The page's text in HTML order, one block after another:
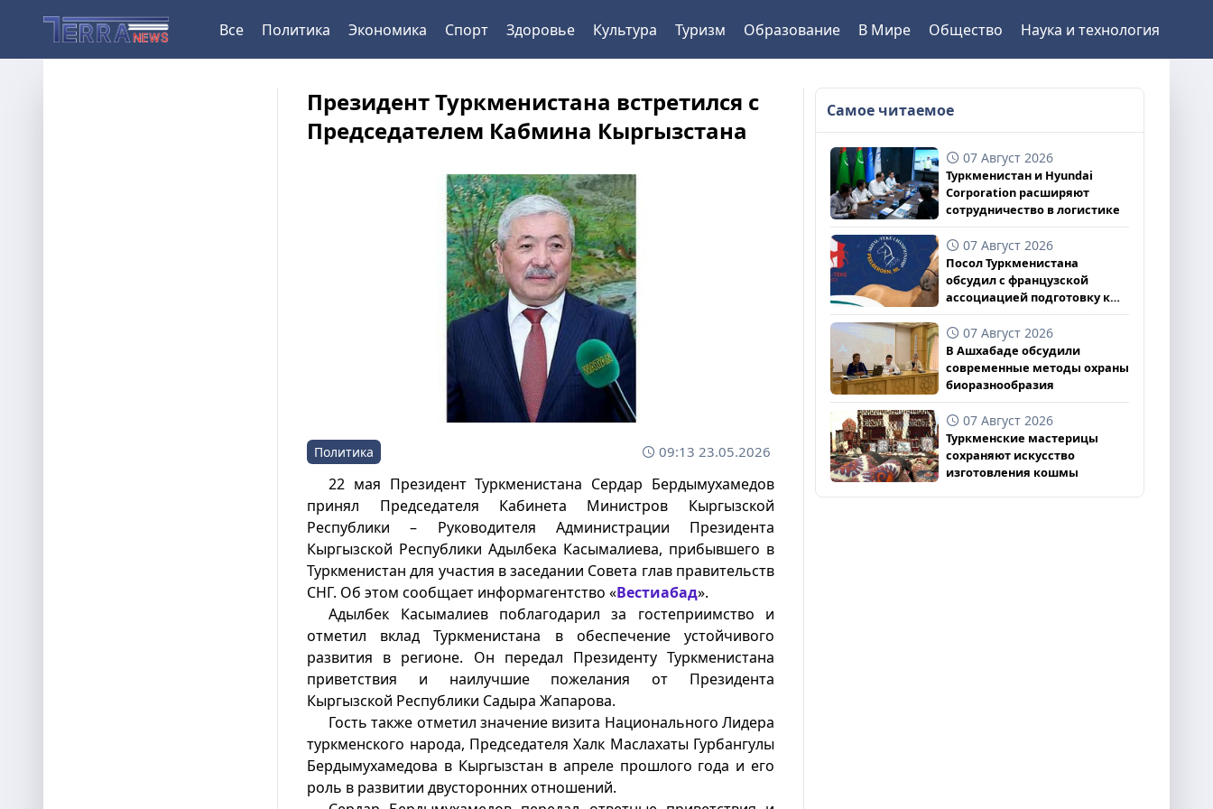
Все Политика Экономика Спорт Здоровье Культура Туризм Образование В Мире Общество Наука и технология
Президент Туркменистана встретился с
Председателем Кабмина Кыргызстана
Политика 09:13 23.05.2026
22 мая Президент Туркменистана Сердар Бердымухамедов
принял Председателя Кабинета Министров Кыргызской
Республики – Руководителя Администрации Президента
Кыргызской Республики Адылбека Касымалиева, прибывшего в
Туркменистан для участия в заседании Совета глав правительств
СНГ. Об этом сообщает информагентство «Вестиабад».
Адылбек Касымалиев поблагодарил за гостеприимство и
отметил вклад Туркменистана в обеспечение устойчивого
развития в регионе. Он передал Президенту Туркменистана
приветствия и наилучшие пожелания от Президента
Кыргызской Республики Садыра Жапарова.
Гость также отметил значение визита Национального Лидера
туркменского народа, Председателя Халк Маслахаты Гурбангулы
Бердымухамедова в Кыргызстан в апреле прошлого года и его
роль в развитии двусторонних отношений.
Самое читаемое
07 Август 2026
Туркменистан и Hyundai
Corporation расширяют
сотрудничество в логистике
07 Август 2026
Посол Туркменистана
обсудил с французской
ассоциацией подготовку к
чемпионату
07 Август 2026
В Ашхабаде обсудили
современные методы охраны
биоразнообразия
07 Август 2026
Туркменские мастерицы
сохраняют искусство
изготовления кошмы